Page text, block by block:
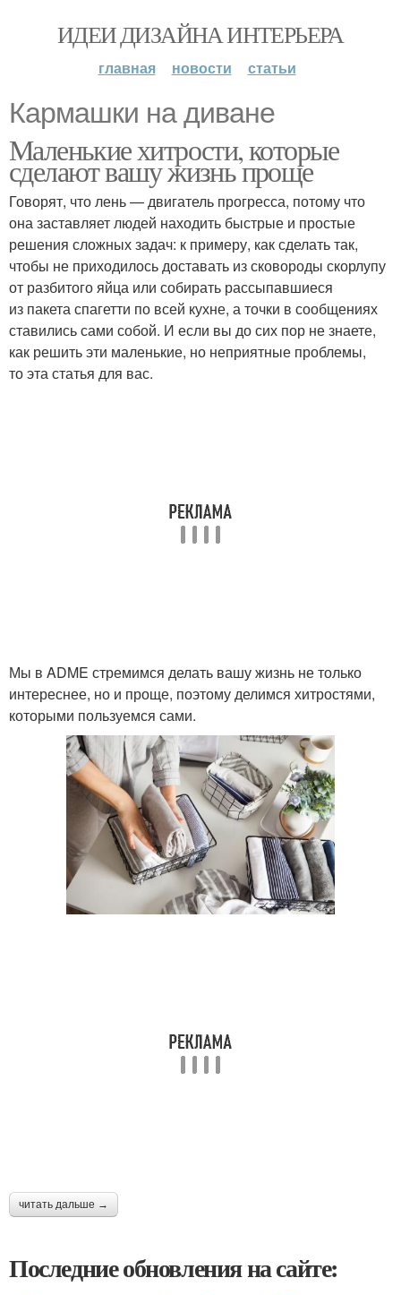
ИДЕИ ДИЗАЙНА ИНТЕРЬЕРА
главная новости статьи
Кармашки на диване
Маленькие хитрости, которые
сделают вашу жизнь проще
Говорят, что лень — двигатель прогресса, потому что
она заставляет людей находить быстрые и простые
решения сложных задач: к примеру, как сделать так,
чтобы не приходилось доставать из сковороды скорлупу
от разбитого яйца или собирать рассыпавшиеся
из пакета спагетти по всей кухне, а точки в сообщениях
ставились сами собой. И если вы до сих пор не знаете,
как решить эти маленькие, но неприятные проблемы,
то эта статья для вас.
Мы в ADME стремимся делать вашу жизнь не только
интереснее, но и проще, поэтому делимся хитростями,
которыми пользуемся сами.
читать дальше →
Последние обновления на сайте: